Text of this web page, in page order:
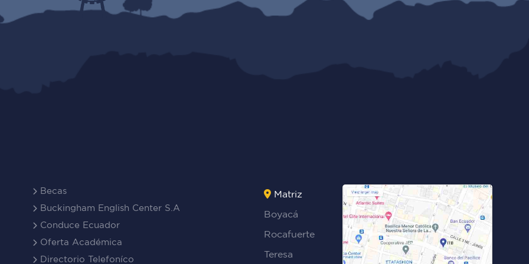
Becas
Buckingham English Center S.A
Conduce Ecuador
Oferta Académica
Directorio Telefoníco
Matriz
Boyacá
Rocafuerte
Teresa